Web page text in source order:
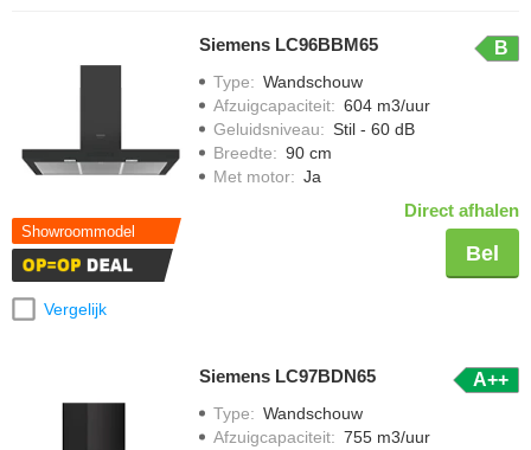
Showroommodel
Vergelijk
Siemens LC96BBM65 B
Type: Wandschouw
Afzuigcapaciteit: 604 m3/uur
Geluidsniveau: Stil - 60 dB
Breedte: 90 cm
Met motor: Ja
Direct afhalen
Bel
Siemens LC97BDN65 A++
Type: Wandschouw
Afzuigcapaciteit: 755 m3/uur